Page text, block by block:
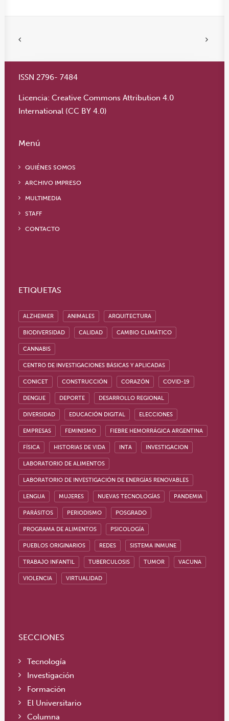
ISSN 2796- 7484
Licencia: Creative Commons Attribution 4.0
International (CC BY 4.0)
Menú
QUIÉNES SOMOS
ARCHIVO IMPRESO
MULTIMEDIA
STAFF
CONTACTO
ETIQUETAS
ALZHEIMER ANIMALES ARQUITECTURA
BIODIVERSIDAD CALIDAD CAMBIO CLIMÁTICO
CANNABIS
CENTRO DE INVESTIGACIONES BÁSICAS Y APLICADAS
CONICET CONSTRUCCIÓN CORAZÓN COVID-19
DENGUE DEPORTE DESARROLLO REGIONAL
DIVERSIDAD EDUCACIÓN DIGITAL ELECCIONES
EMPRESAS FEMINISMO FIEBRE HEMORRÁGICA ARGENTINA
FÍSICA HISTORIAS DE VIDA INTA INVESTIGACION
LABORATORIO DE ALIMENTOS
LABORATORIO DE INVESTIGACIÓN DE ENERGÍAS RENOVABLES
LENGUA MUJERES NUEVAS TECNOLOGÍAS PANDEMIA
PARÁSITOS PERIODISMO POSGRADO
PROGRAMA DE ALIMENTOS PSICOLOGÍA
PUEBLOS ORIGINARIOS REDES SISTEMA INMUNE
TRABAJO INFANTIL TUBERCULOSIS TUMOR VACUNA
VIOLENCIA VIRTUALIDAD
SECCIONES
Tecnología
Investigación
Formación
El Universitario
Columna